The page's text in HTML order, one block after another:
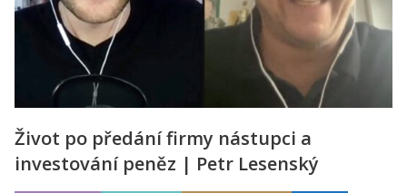
Život po předání firmy nástupci a
investování peněz | Petr Lesenský